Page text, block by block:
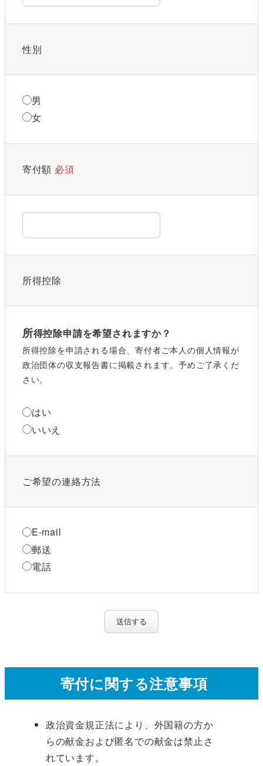
性別
男
女
寄付額 必須
所得控除
所得控除申請を希望されますか？
所得控除を申請される場合、寄付者ご本人の個人情報が
政治団体の収支報告書に掲載されます。予めご了承くだ
さい。
はい
いいえ
ご希望の連絡方法
E-mail
郵送
電話
送信する
寄付に関する注意事項
政治資金規正法により、外国籍の方か
らの献金および匿名での献金は禁止さ
れています。